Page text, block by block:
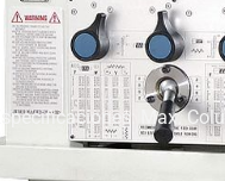
Especificaciones: Max.